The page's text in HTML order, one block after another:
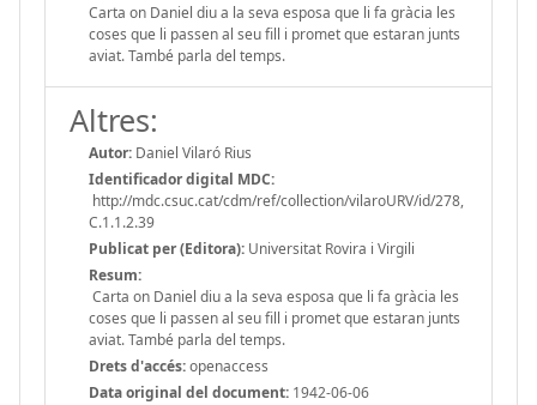
Carta on Daniel diu a la seva esposa que li fa gràcia les
coses que li passen al seu fill i promet que estaran junts
aviat. També parla del temps.
Altres:
Autor: Daniel Vilaró Rius
Identificador digital MDC:
http://mdc.csuc.cat/cdm/ref/collection/vilaroURV/id/278,
C.1.1.2.39
Publicat per (Editora): Universitat Rovira i Virgili
Resum:
Carta on Daniel diu a la seva esposa que li fa gràcia les
coses que li passen al seu fill i promet que estaran junts
aviat. També parla del temps.
Drets d'accés:openaccess
Data original del document: 1942-06-06